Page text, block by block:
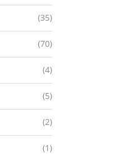
(35)
(70)
(4)
(5)
(2)
(1)